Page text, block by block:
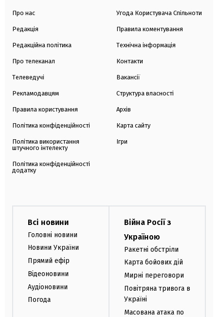
Про нас
Редакція
Редакційна політика
Про телеканал
Телеведучі
Рекламодавцям
Правила користування
Політика конфіденційності
Політика використання
штучного інтелекту
Політика конфіденційності
додатку
Угода Користувача Спільноти
Правила коментування
Технічна інформація
Контакти
Вакансії
Структура власності
Архів
Карта сайту
Ігри
Всі новини
Головні новини
Новини України
Прямий ефір
Відеоновини
Аудіоновини
Погода
Війна Росії з
Україною
Ракетні обстріли
Карта бойових дій
Мирні переговори
Повітряна тривога в
Україні
Масована атака по